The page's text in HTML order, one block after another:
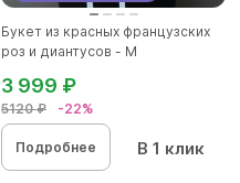
Букет из красных французских
роз и диантусов - M
5120 ₽ -22%
3 999 ₽
Подробнее В 1 клик